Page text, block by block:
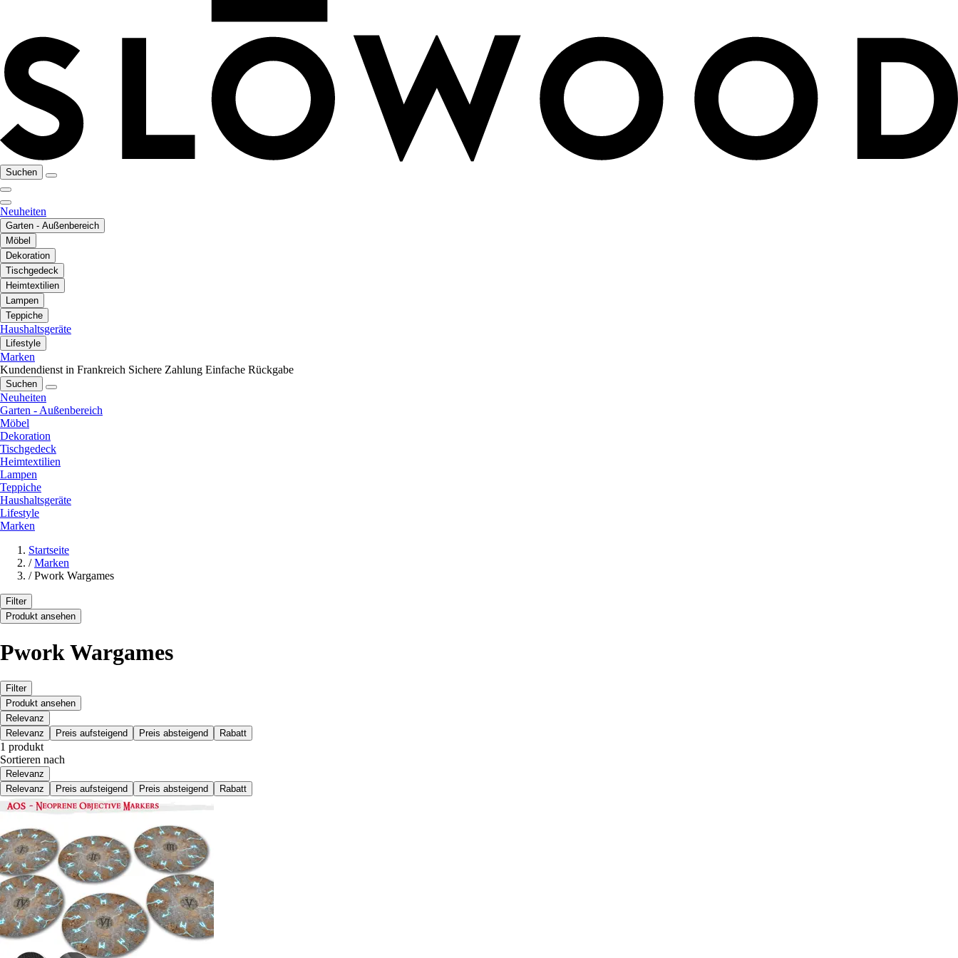
Suchen
Neuheiten
Garten - Außenbereich
Möbel
Dekoration
Tischgedeck
Heimtextilien
Lampen
Teppiche
Haushaltsgeräte
Lifestyle
Marken
Kundendienst in Frankreich Sichere Zahlung Einfache Rückgabe
Suchen
Neuheiten
Garten - Außenbereich
Möbel
Dekoration
Tischgedeck
Heimtextilien
Lampen
Teppiche
Haushaltsgeräte
Lifestyle
Marken
Startseite
/ Marken
/ Pwork Wargames
Filter
Produkt ansehen
Pwork Wargames
Filter
Produkt ansehen
Relevanz
Relevanz
Preis aufsteigend Preis absteigend Rabatt
1 produkt
Sortieren nach
Relevanz
Relevanz
Preis aufsteigend Preis absteigend Rabatt